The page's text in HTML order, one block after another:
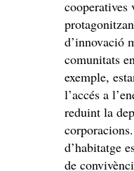
cooperatives
d’innovació
comunitats
exemple,
l’accés a
reduint la
d’habitatge
de